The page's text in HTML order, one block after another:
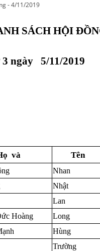
- 4/11/2019
SÁCH HỘI
ngày 5/11/2019
và Tên
Nhan
Nhật
Lan
Hoàng Long
Hùng
Trường